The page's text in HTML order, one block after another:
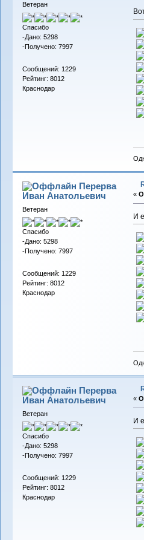
Ветеран
Спасибо
-Дано: 5298
-Получено: 7997
Сообщений: 1229
Рейтинг: 8012
Краснодар
Перерва
Иван Анатольевич
Ветеран
Спасибо
-Дано: 5298
-Получено: 7997
Сообщений: 1229
Рейтинг: 8012
Краснодар
«
И
Перерва
Иван Анатольевич
Ветеран
Спасибо
-Дано: 5298
-Получено: 7997
Сообщений: 1229
Рейтинг: 8012
Краснодар
«
И